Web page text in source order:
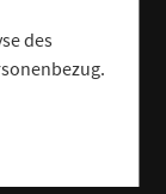
des